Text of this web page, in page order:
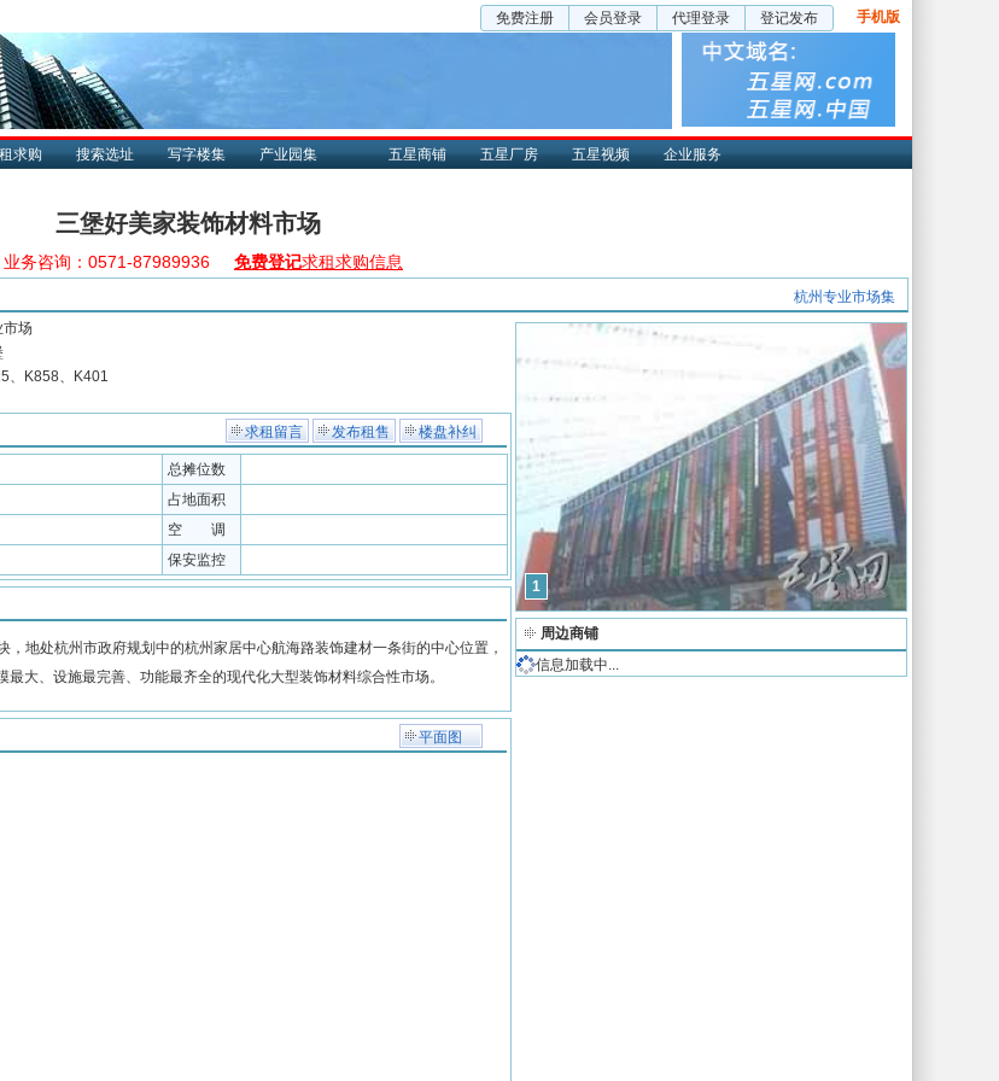
免费注册 会员登录 代理登录 登记发布 手机版
求购 搜索选址 写字楼集 产业园集 五星商铺 五星厂房 五星视频 企业服务
三堡好美家装饰材料市场
业务咨询：0571-87989936 免费登记求租求购信息
杭州专业市场集
市场
、K858、K401
求租留言
发布租售 楼盘补纠
总摊位数
占地面积
空 调
保安监控
地处杭州市政府规划中的杭州家居中心航海路装饰建材一条街的中心位置，
大、设施最完善、功能最齐全的现代化大型装饰材料综合性市场。
平面图
1
周边商铺
信息加载中...